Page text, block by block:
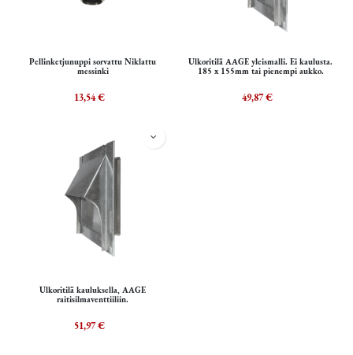
Pellinketjunuppi sorvattu Niklattu
messinki
13,54€
Ulkoritilä AAGE yleismalli. Ei kaulusta.
185 x 155mm tai pienempi aukko.
49,87€
Ulkoritilä kauluksella, AAGE
raitisilmaventtiiliin.
51,97€